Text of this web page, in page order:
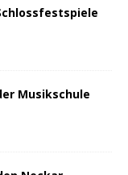
Musikschule